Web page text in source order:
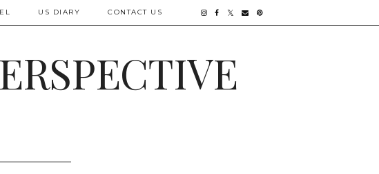
US DIARY CONTACT US